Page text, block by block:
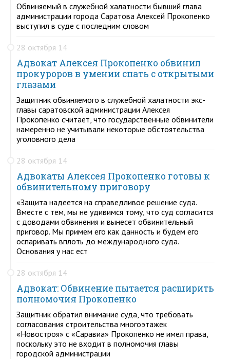
Обвиняемый в служебной халатности бывший глава
администрации города Саратова Алексей Прокопенко
выступил в суде с последним словом
28 октября 14
Адвокат Алексея Прокопенко обвинил
прокуроров в умении спать с открытыми
глазами
Защитник обвиняемого в служебной халатности экс-
главы саратовской администрации Алексея
Прокопенко считает, что государственные обвинители
намеренно не учитывали некоторые обстоятельства
уголовного дела
28 октября 14
Адвокаты Алексея Прокопенко готовы к
обвинительному приговору
«Защита надеется на справедливое решение суда.
Вместе с тем, мы не удивимся тому, что суд согласится
с доводами обвинения и вынесет обвинительный
приговор. Мы примем его как данность и будем его
оспаривать вплоть до международного суда.
Основания у нас ест
28 октября 14
Адвокат: Обвинение пытается расширить
полномочия Прокопенко
Защитник обратил внимание суда, что требовать
согласования строительства многоэтажек
«Новостроя» с «Саравиа» Прокопенко не имел права,
поскольку это не входит в полномочия главы
городской администрации